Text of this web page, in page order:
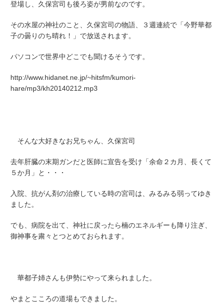
登場し、久保宮司も後ろ姿が男前なのです。
その水屋の神社のこと、久保宮司の物語 、３週連続で「今野華都
子の曇りのち晴れ！」で放送されます。
パソコンで世界中どこでも聞けるそうです。
http://www.hidanet.ne.jp/~hitsfm/kumori-
hare/mp3/kh20140212.mp3
そんな大好きなお兄ちゃん、久保宮司
去年肝臓の末期ガンだと医師に宣告を受け「余命２カ月、長くて
５か月」と・・・
入院、抗がん剤の治療している時の宮司は、みるみる弱ってゆき
ました。
でも、病院を出て、神社に戻ったら楠のエネルギーも降り注ぎ、
御神事を粛々とつとめておられます。
華都子姉さんも伊勢にやって来られました。
やまとこころの道場もできました。